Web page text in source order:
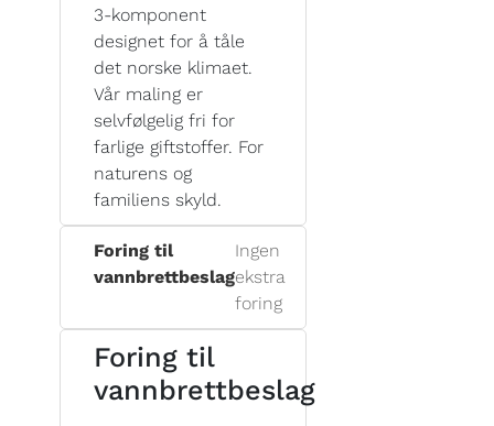
3-komponent
designet for å tåle
det norske klimaet.
Vår maling er
selvfølgelig fri for
farlige giftstoffer. For
naturens og
familiens skyld.
Foring til
vannbrettbeslag
Ingen
ekstra
foring
Foring til
vannbrettbeslag